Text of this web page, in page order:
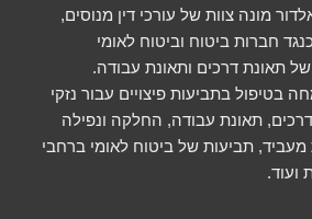
מונה צוות של עורכי דין מנוסים,
חברות ביטוח וביטוח לאומי
תאונת דרכים ותאונת עבודה.
בתביעות פיצויים עבור נזקי
תאונת עבודה, החלקה ונפילה
מעביד, תביעות של ביטוח לאומי ברחבי
ועוד.